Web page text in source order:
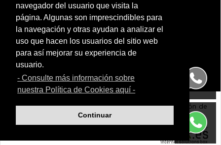
navegador del usuario que visita la
página. Algunas son imprescindibles para
la navegación y otras ayudan a analizar el
uso que hacen los usuarios del sitio web
para así mejorar su experiencia de
usuario.
- Consulte más información sobre
nuestra Política de Cookies aquí -
Continuar
Objetos
Pintura De Alta Época
Pintura Del Siglo Xix
Porcelana
Relojes
Vidrio
Antigüedades Montoya
NIF 50.230.095G
Calle Carnero, 7. Local Derecha
28005 Madrid (España)
Teléfono(+34) 91 299 50 94
Aviso Legal|Política de Cookies|Política de Protección de